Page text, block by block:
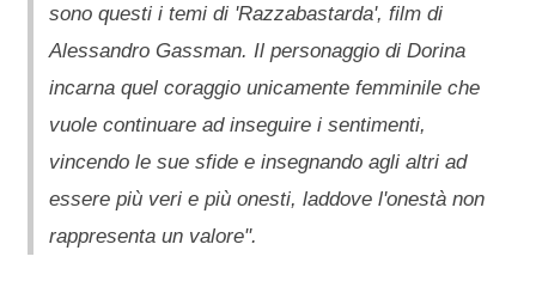
sono questi i temi di 'Razzabastarda', film di
Alessandro Gassman. Il personaggio di Dorina
incarna quel coraggio unicamente femminile che
vuole continuare ad inseguire i sentimenti,
vincendo le sue sfide e insegnando agli altri ad
essere più veri e più onesti, laddove l'onestà non
rappresenta un valore".